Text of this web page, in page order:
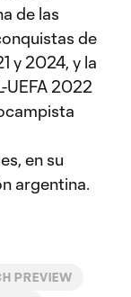
de las
de
y 2024, y la
UEFA 2022
en su
argentina.
PREVIEW